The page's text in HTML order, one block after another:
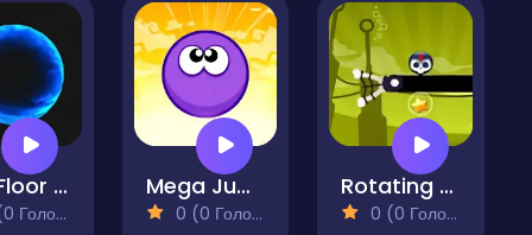
The Floor is Lava! Balls Mega Jump
0 (0 Голосів)
Rotating Bones
0 (0 Голосів)